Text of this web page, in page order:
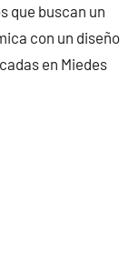
que buscan un
con un diseño
en Miedes